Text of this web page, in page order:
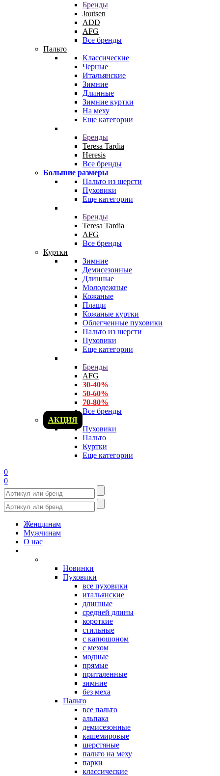
Бренды
Joutsen
ADD
AFG
Все бренды
Пальто
Классические
Черные
Итальянские
Зимние
Длинные
Зимние куртки
На меху
Еще категории
Бренды
Teresa Tardia
Heresis
Все бренды
Большие размеры
Пальто из шерсти
Пуховики
Еще категории
Бренды
Teresa Tardia
AFG
Все бренды
Куртки
Зимние
Демисезонные
Длинные
Молодежные
Кожаные
Плащи
Кожаные куртки
Облегченные пуховики
Пальто из шерсти
Пуховики
Еще категории
Бренды
AFG
30-40%
50-60%
70-80%
Все бренды
АКЦИЯ
Пуховики
Пальто
Куртки
Еще категории
0
0
Женщинам
Мужчинам
О нас
Новинки
Пуховики
все пуховики
итальянские
длинные
средней длины
короткие
стильные
с капюшоном
с мехом
модные
прямые
приталенные
зимние
без меха
Пальто
все пальто
альпака
демисезонные
кашемировые
шерстяные
пальто на меху
парки
классические